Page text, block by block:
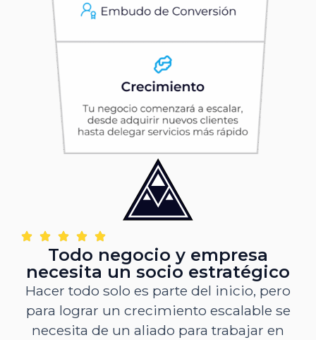
Todo negocio y empresa
necesita un socio estratégico
Hacer todo solo es parte del inicio, pero
para lograr un crecimiento escalable se
necesita de un aliado para trabajar en